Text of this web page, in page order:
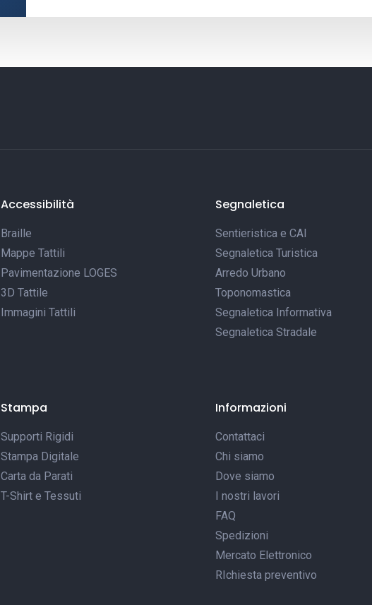
Accessibilità
Braille
Mappe Tattili
Pavimentazione LOGES
3D Tattile
Immagini Tattili
Segnaletica
Sentieristica e CAI
Segnaletica Turistica
Arredo Urbano
Toponomastica
Segnaletica Informativa
Segnaletica Stradale
Stampa
Supporti Rigidi
Stampa Digitale
Carta da Parati
T-Shirt e Tessuti
Informazioni
Contattaci
Chi siamo
Dove siamo
I nostri lavori
FAQ
Spedizioni
Mercato Elettronico
RIchiesta preventivo